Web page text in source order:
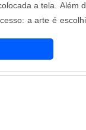
a tela. Além
a arte é